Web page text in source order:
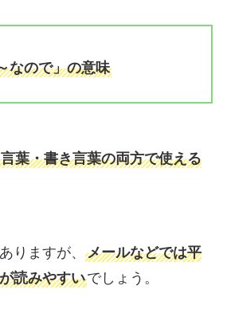
なので」の意味
葉・書き言葉の両方で使える
りますが、
メールなどでは平
読みやすいでしょう。